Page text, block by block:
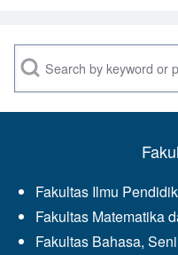
Search
Fakultas Ilmu
Fakultas Matematika
Fakultas Bahasa,